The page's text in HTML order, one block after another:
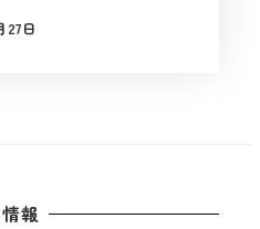
27日
報